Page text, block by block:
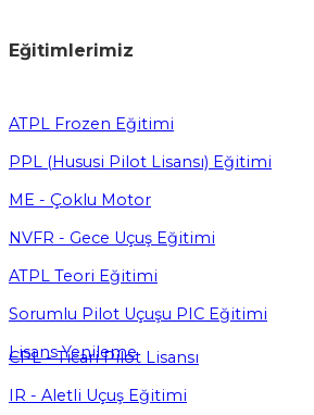
Eğitimlerimiz
ATPL Frozen Eğitimi
PPL (Hususi Pilot Lisansı) Eğitimi
ME - Çoklu Motor
NVFR - Gece Uçuş Eğitimi
ATPL Teori Eğitimi
Sorumlu Pilot Uçuşu PIC Eğitimi
Lisans Yenileme
CPL - Ticari Pilot Lisansı
IR - Aletli Uçuş Eğitimi